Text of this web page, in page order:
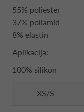
55% poliester
37% poliamid
8% elastin
Aplikacija:
100% silikon
XS/S